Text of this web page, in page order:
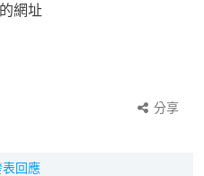
網址
分享
回應